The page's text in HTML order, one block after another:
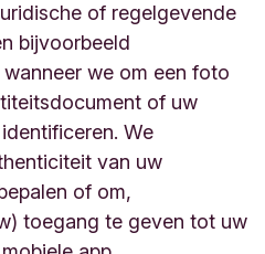
of regelgevende
bijvoorbeeld
we om een foto
of uw
We
van uw
of om,
toegang te geven tot uw